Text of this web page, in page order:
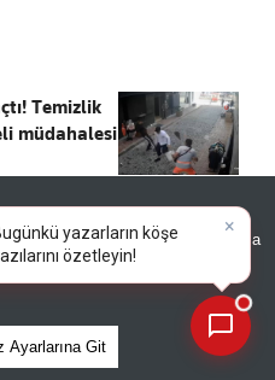
sitemizde
KVKK ve GDPR kapsamında
içinAydınlatma Metnimizi
Ayarlarına Git
Temizlik
müdahalesi